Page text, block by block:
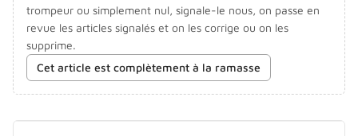
trompeur ou simplement nul, signale-le nous, on passe en
revue les articles signalés et on les corrige ou on les
supprime.
Cet article est complètement à la ramasse